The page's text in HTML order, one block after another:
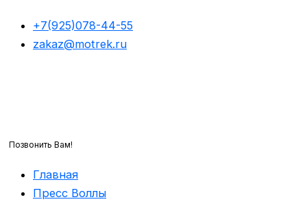
содержимому
+7(925)078-44-55
zakaz@motrek.ru
Позвонить Вам!
Главная
Пресс Воллы